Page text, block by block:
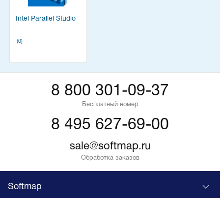
Intel Parallel Studio
(0)
8 800 301-09-37
Бесплатный номер
8 495 627-69-00
sale@softmap.ru
Обработка заказов
Softmap